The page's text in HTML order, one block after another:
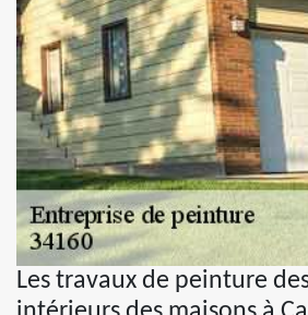
Les travaux de peinture